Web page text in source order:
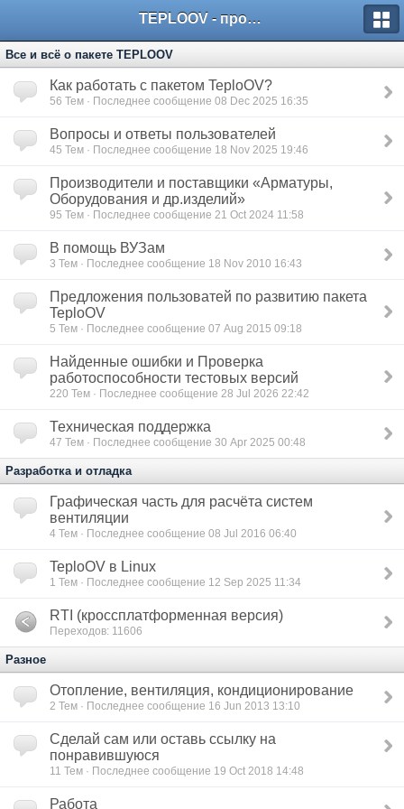
TEPLOOV - программный комплекс для расчёта систем отопления и вентиляции
Все и всё о пакете TEPLOOV
Как работать с пакетом TeploOV?
56 Тем · Последнее сообщение 08 Dec 2025 16:35
Вопросы и ответы пользователей
45 Тем · Последнее сообщение 18 Nov 2025 19:46
Производители и поставщики «Арматуры,
Оборудования и др.изделий»
95 Тем · Последнее сообщение 21 Oct 2024 11:58
В помощь ВУЗам
3 Тем · Последнее сообщение 18 Nov 2010 16:43
Предложения пользоватей по развитию пакета
TeploOV
5 Тем · Последнее сообщение 07 Aug 2015 09:18
Найденные ошибки и Проверка
работоспособности тестовых версий
220 Тем · Последнее сообщение 28 Jul 2026 22:42
Техническая поддержка
47 Тем · Последнее сообщение 30 Apr 2025 00:48
Разработка и отладка
Графическая часть для расчёта систем
вентиляции
4 Тем · Последнее сообщение 08 Jul 2016 06:40
TeploOV в Linux
1 Тем · Последнее сообщение 12 Sep 2025 11:34
RTI (кроссплатформенная версия)
Переходов: 11606
Разное
Отопление, вентиляция, кондиционирование
2 Тем · Последнее сообщение 16 Jun 2013 13:10
Сделай сам или оставь ссылку на
понравившуюся
11 Тем · Последнее сообщение 19 Oct 2018 14:48
Работа